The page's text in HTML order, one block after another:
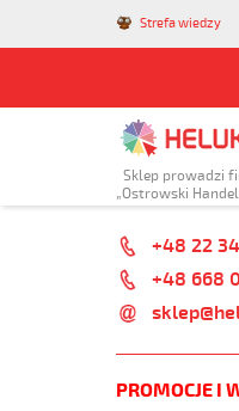
Strefa wiedzy
Sklep prowadzi
„Ostrowski
+48 22
+48 668
PROMOCJE I